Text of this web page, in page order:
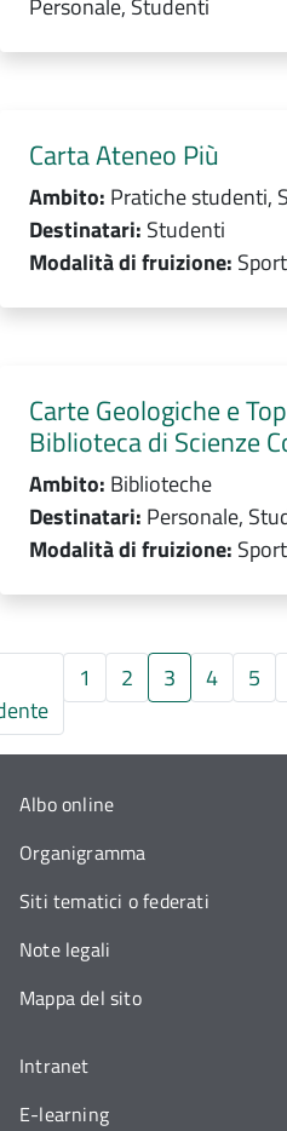
Personale, Studenti
Carta Ateneo Più
Ambito: Pratiche studenti,
Destinatari: Studenti
Modalità di fruizione:
Carte Geologiche e
Biblioteca di Scienze
Ambito: Biblioteche
Destinatari: Personale,
Modalità di fruizione:
Pagina precedente
1 2 3 4 5
Albo online
Organigramma
Siti tematici o federati
Note legali
Mappa del sito
Intranet
E-learning